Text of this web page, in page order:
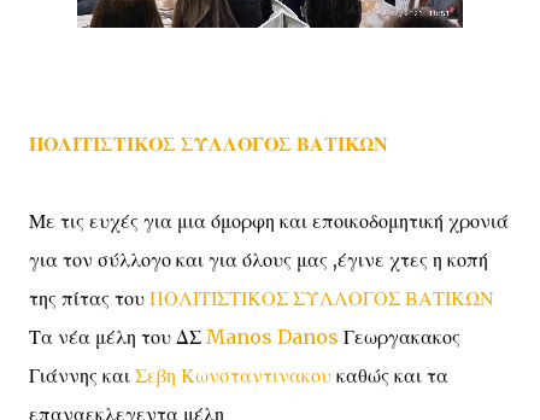
ΠΟΛΙΤΙΣΤΙΚΟΣ ΣΥΛΛΟΓΟΣ ΒΑΤΙΚΩΝ
Με τις ευχές για μια όμορφη και εποικοδομητική χρονιά
για τον σύλλογο και για όλους μας ,έγινε χτες η κοπή
της πίτας του ΠΟΛΙΤΙΣΤΙΚΟΣ ΣΥΛΛΟΓΟΣ ΒΑΤΙΚΩΝ
Τα νέα μέλη του ΔΣ Manos Danos Γεωργακακος
Γιάννης και Σεβη Κωνσταντινακου καθώς και τα
επαναεκλεγεντα μέλη